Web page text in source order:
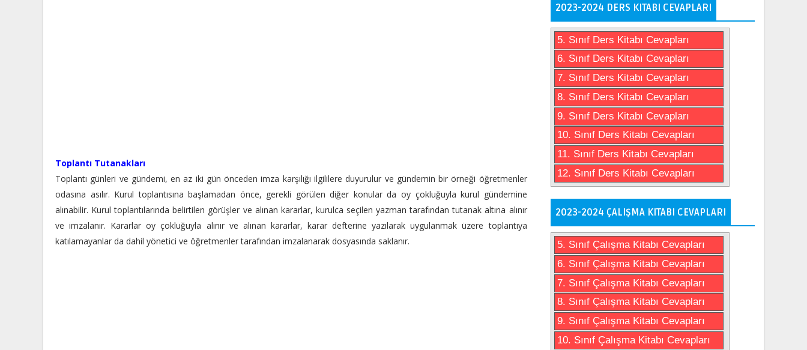
Toplantı Tutanakları
Toplantı günleri ve gündemi, en az iki gün önceden imza karşılığı ilgililere duyurulur ve gündemin bir örneği öğretmenler
odasına asılır. Kurul toplantısına başlamadan önce, gerekli görülen diğer konular da oy çokluğuyla kurul gündemine
alınabilir. Kurul toplantılarında belirtilen görüşler ve alınan kararlar, kurulca seçilen yazman tarafından tutanak altına alınır
ve imzalanır. Kararlar oy çokluğuyla alınır ve alınan kararlar, karar defterine yazılarak uygulanmak üzere toplantıya
katılamayanlar da dahil yönetici ve öğretmenler tarafından imzalanarak dosyasında saklanır.
2023-2024 DERS KITABI CEVAPLARI
5. Sınıf Ders Kitabı Cevapları
6. Sınıf Ders Kitabı Cevapları
7. Sınıf Ders Kitabı Cevapları
8. Sınıf Ders Kitabı Cevapları
9. Sınıf Ders Kitabı Cevapları
10. Sınıf Ders Kitabı Cevapları
11. Sınıf Ders Kitabı Cevapları
12. Sınıf Ders Kitabı Cevapları
2023-2024 ÇALIŞMA KITABI CEVAPLARI
5. Sınıf Çalışma Kitabı Cevapları
6. Sınıf Çalışma Kitabı Cevapları
7. Sınıf Çalışma Kitabı Cevapları
8. Sınıf Çalışma Kitabı Cevapları
9. Sınıf Çalışma Kitabı Cevapları
10. Sınıf Çalışma Kitabı Cevapları